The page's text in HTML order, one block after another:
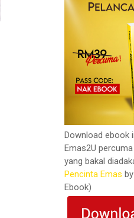
Download ebook
Emas2U
yang bakal
Pencinta Emas
Ebook)